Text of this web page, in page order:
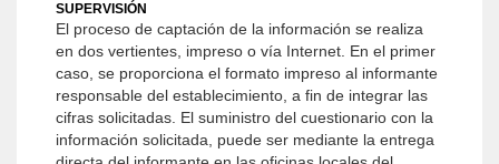
SUPERVISIÓN
El proceso de captación de la información se realiza
en dos vertientes, impreso o vía Internet. En el primer
caso, se proporciona el formato impreso al informante
responsable del establecimiento, a fin de integrar las
cifras solicitadas. El suministro del cuestionario con la
información solicitada, puede ser me­diante la entrega